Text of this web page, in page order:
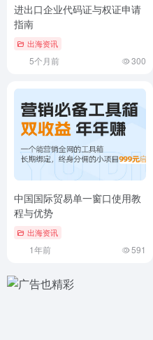
进出口企业代码证与权证申请
指南
出海资讯
5个月前 300
中国国际贸易单一窗口使用教
程与优势
出海资讯
1年前 591